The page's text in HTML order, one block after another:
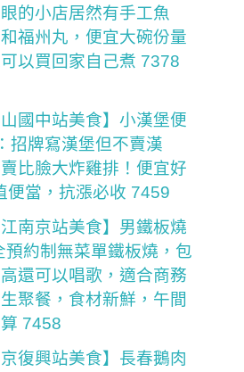
的小店居然有手工魚
福州丸，便宜大碗份量
以買回家自己煮 7378
山國中站美食】小漢堡便
招牌寫漢堡但不賣漢
比臉大炸雞排！便宜好
便當，抗漲必收 7459
江南京站美食】男鐵板燒
預約制無菜單鐵板燒，包
還可以唱歌，適合商務
聚餐，食材新鮮，午間
7458
京復興站美食】長春鵝肉